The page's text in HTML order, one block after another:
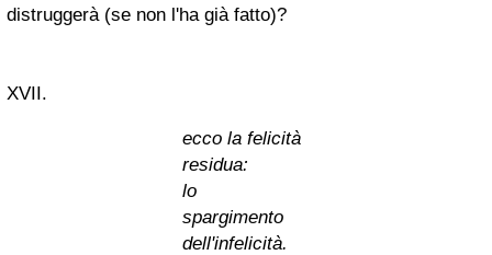
distruggerà(se non l'ha già fatto)?
XVII.
ecco la felicità
residua:
lo
spargimento
dell'infelicità.